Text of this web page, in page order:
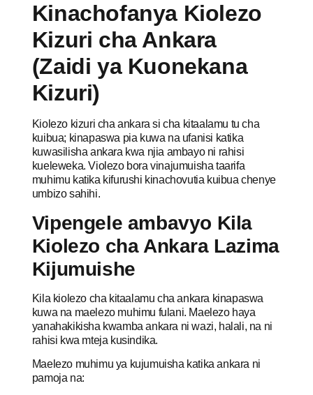
Kinachofanya Kiolezo
Kizuri cha Ankara
(Zaidi ya Kuonekana
Kizuri)
Kiolezo kizuri cha ankara si cha kitaalamu tu cha
kuibua; kinapaswa pia kuwa na ufanisi katika
kuwasilisha ankara kwa njia ambayo ni rahisi
kueleweka. Violezo bora vinajumuisha taarifa
muhimu katika kifurushi kinachovutia kuibua chenye
umbizo sahihi.
Vipengele ambavyo Kila
Kiolezo cha Ankara Lazima
Kijumuishe
Kila kiolezo cha kitaalamu cha ankara kinapaswa
kuwa na maelezo muhimu fulani. Maelezo haya
yanahakikisha kwamba ankara ni wazi, halali, na ni
rahisi kwa mteja kusindika.
Maelezo muhimu ya kujumuisha katika ankara ni
pamoja na: